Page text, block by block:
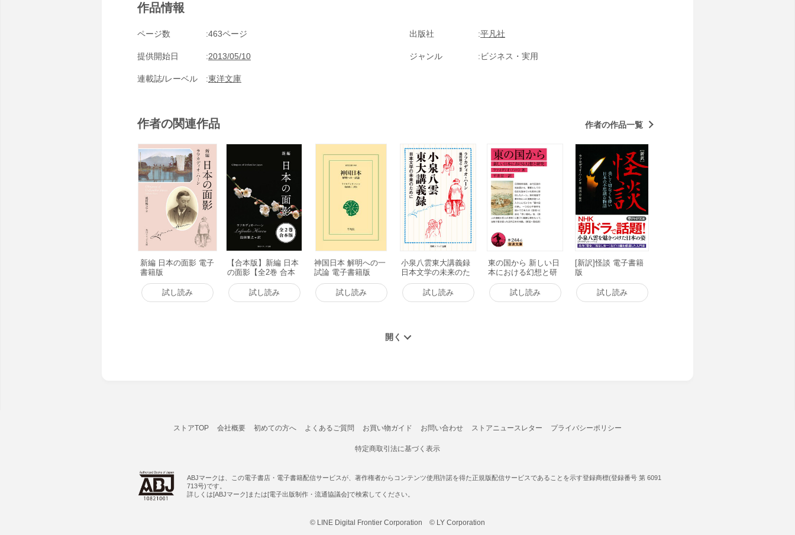
作品情報
ページ数 463ページ 出版社 平凡社
提供開始日 2013/05/10 ジャンル ビジネス・実用
連載誌/レーベル 東洋文庫
作者の関連作品 作者の作品一覧
新編 日本の面影 電子
書籍版
試し読み
【合本版】新編 日本
の面影【全2巻 合本
版】 電子書籍版
試し読み
神国日本 解明への一
試論 電子書籍版
試し読み
小泉八雲東大講義録
日本文学の未来のた
めに 電子書籍版
試し読み
東の国から 新しい日
本における幻想と研
究 電子書籍版
試し読み
[新訳]怪談 電子書籍
版
試し読み
ストアTOP 会社概要 初めての方へ よくあるご質問 お買い物ガイド お問い合わせ ストアニュースレター プライバシーポリシー
特定商取引法に基づく表示
ABJマークは、この電子書店・電子書籍配信サービスが、著作権者からコンテンツ使用許諾を得た正規版配信サービスであることを示す登録商標(登録番号 第 6091
713号)です。
詳しくは[ABJマーク]または[電子出版制作・流通協議会]で検索してください。
© LINE Digital Frontier Corporation © LY Corporation